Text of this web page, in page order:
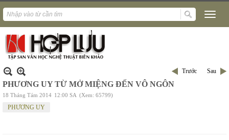
Trước Sau
PHƯƠNG UY TỪ MỞ MIỆNG ĐẾN VÔ NGÔN
18 Tháng Tám 2014 12:00 SA (Xem: 65799)
PHƯƠNG UY